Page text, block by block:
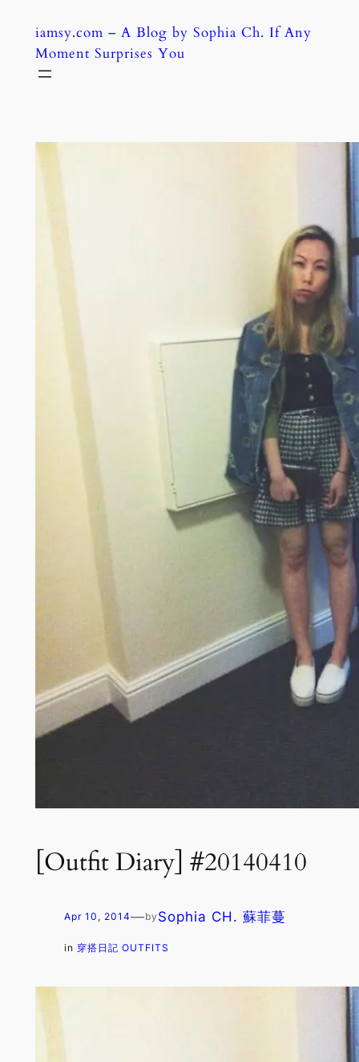
content
iamsy.com – A Blog by Sophia Ch. If Any
Moment Surprises You
[Outfit Diary] #20140410
Apr 10, 2014—by Sophia CH. 蘇菲蔓
in 穿搭日記 OUTFITS